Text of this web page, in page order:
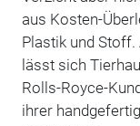
aus Kosten-
Plastik und
lässt sich
Rolls-Royce-
ihrer